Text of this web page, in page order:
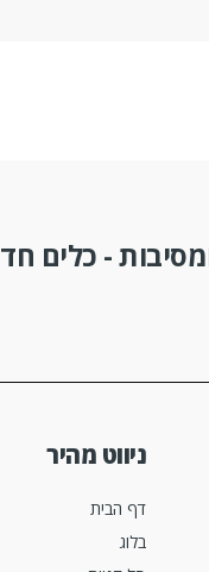
- כלים
ניווט מהיר
דף הבית
בלוג